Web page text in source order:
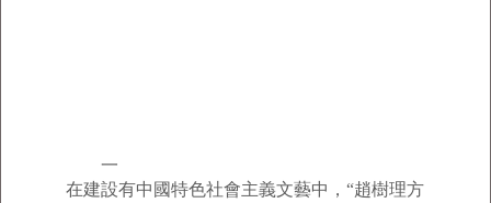
一
在建設有中國特色社會主義文藝中，“趙樹理方